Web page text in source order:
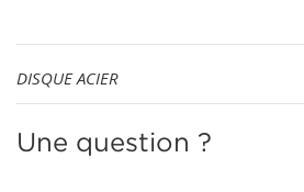
DISQUE ACIER
Une question ?